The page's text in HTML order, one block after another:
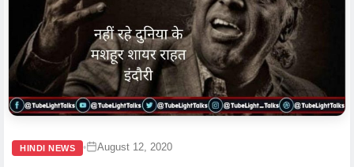
HINDI NEWS • August 12, 2020